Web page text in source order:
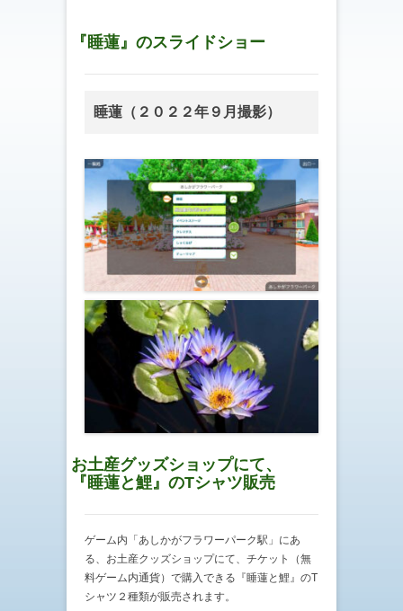
『睡蓮』のスライドショー
睡蓮（２０２２年９月撮影）
お土産グッズショップにて、
『睡蓮と鯉』のTシャツ販売
ゲーム内「あしかがフラワーパーク駅」にあ
る、お土産クッズショップにて、チケット（無
料ゲーム内通貨）で購入できる『睡蓮と鯉』のT
シャツ２種類が販売されます。